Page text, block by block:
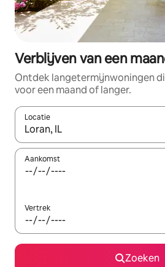
Verblijven van een
Ontdek langetermijnwoningen
voor een maand of langer.
Locatie
Wanneer er resultaten
Aankomst
Vertrek
Zoeken